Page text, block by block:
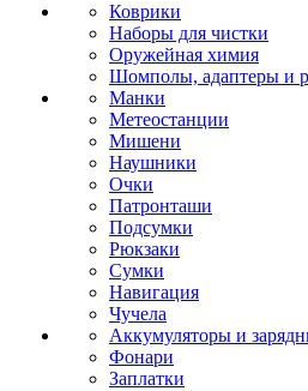
Коврики
Наборы для чистки
Оружейная химия
Шомполы, адаптеры и
Манки
Метеостанции
Мишени
Наушники
Очки
Патронташи
Подсумки
Рюкзаки
Сумки
Навигация
Чучела
Аккумуляторы и
Фонари
Заплатки